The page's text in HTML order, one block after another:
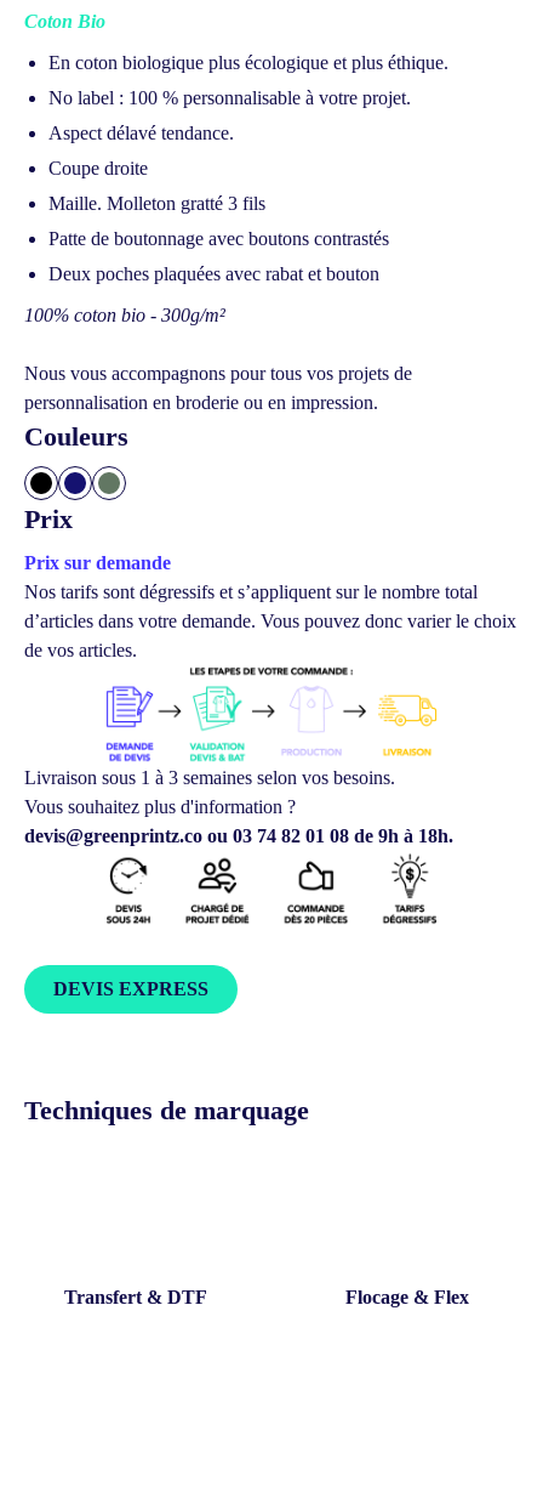
Coton Bio
En coton biologique plus écologique et plus éthique.
No label : 100 % personnalisable à votre projet.
Aspect délavé tendance.
Coupe droite
Maille. Molleton gratté 3 fils
Patte de boutonnage avec boutons contrastés
Deux poches plaquées avec rabat et bouton
100% coton bio - 300g/m²
Nous vous accompagnons pour tous vos projets de
personnalisation en broderie ou en impression.
Couleurs
Prix
Prix sur demande
Nos tarifs sont dégressifs et s’appliquent sur le nombre total
d’articles dans votre demande. Vous pouvez donc varier le choix
de vos articles.
Livraison sous 1 à 3 semaines selon vos besoins.
Vous souhaitez plus d'information ?
devis@greenprintz.co ou 03 74 82 01 08 de 9h à 18h.
DEVIS EXPRESS
Techniques de marquage
Transfert & DTF Flocage & Flex